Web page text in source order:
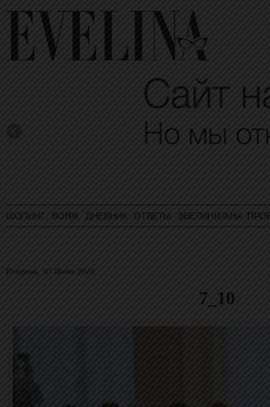
ШОПИНГ ВОЯЖ ДНЕВНИК ОТВЕТЫ ЭВЕЛИНИЗМЫ
Вторник, 05 Июня 2018
7_10